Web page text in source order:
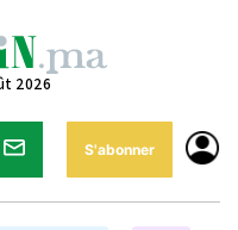
2026
S'abonner